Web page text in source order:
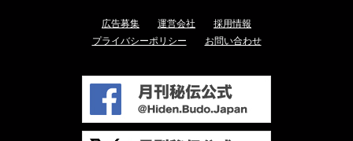
広告募集 運営会社
採用情報
プライバシーポリシー
お問い合わせ